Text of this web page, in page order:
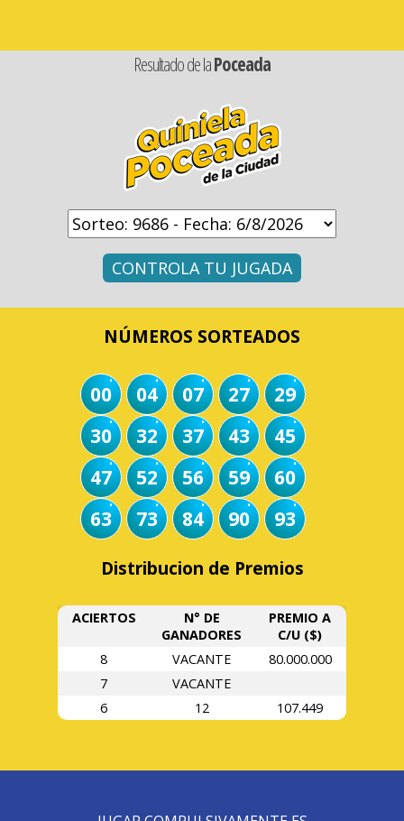
Resultado de laPoceada
CONTROLA TU JUGADA
NÚMEROS SORTEADOS
00 04 07 27
29
30
32 37 43
45
47
52 56 59
60
63
73 84 90 93
Distribucion de Premios
ACIERTOS
N° DE
GANADORES
PREMIO A
C/U ($)
8
VACANTE
80.000.000
7
VACANTE
6
12 107.449